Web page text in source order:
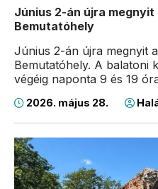
Június 2-án újra
Bemutatóhely
Június 2-án újra megnyit
Bemutatóhely. A balatoni
végéig naponta 9 és 19
2026. május 28.